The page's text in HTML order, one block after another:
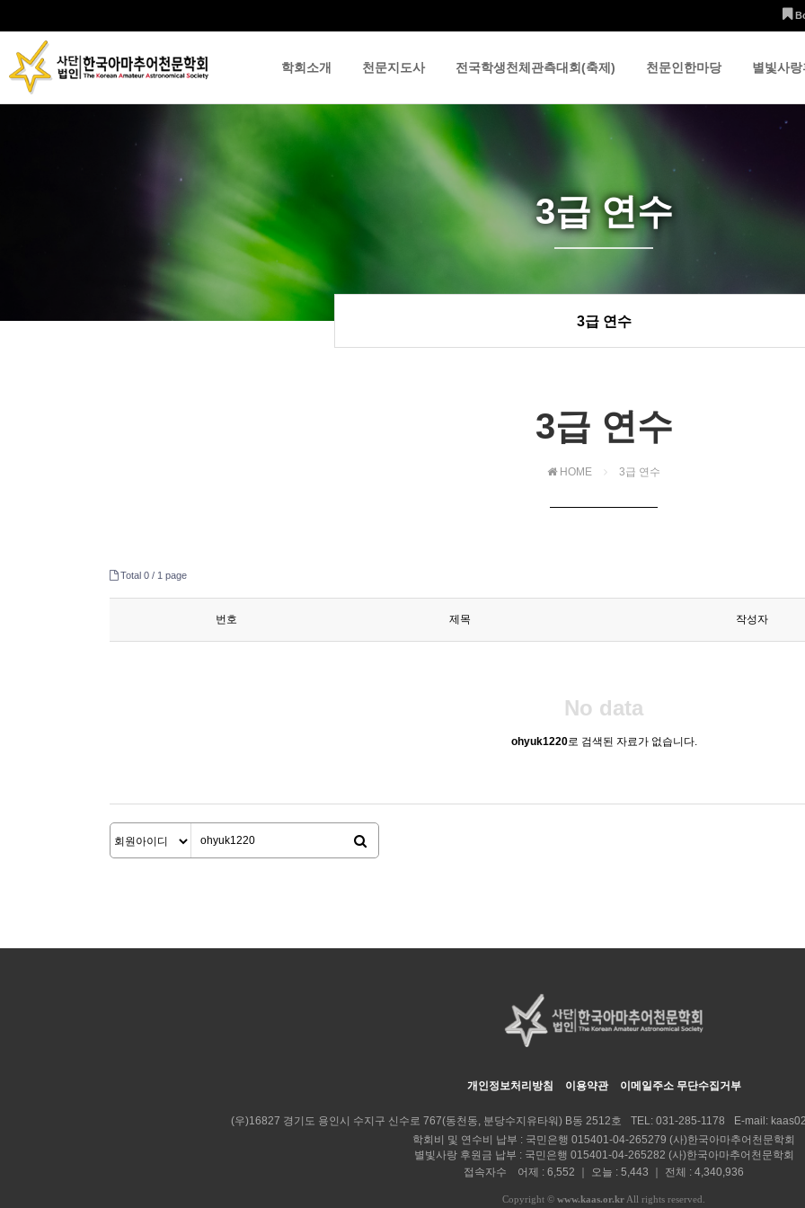
학회소개 천문지도사 전국학생천체관측대회(축제) 천문인한마당 별빛사랑
하위분류 하위분류
3급 연수
3급 연수
3급 연수
HOME 3급 연수
Total 0 / 1 page
번호 제목 작성자
No data
ohyuk1220로 검색된 자료가 없습니다.
개인정보처리방침 이용약관 이메일주소 무단수집거부
(우)16827 경기도 용인시 수지구 신수로 767(동천동, 분당수지유타워) B동 2512호 TEL: 031-285-1178 E-mail:
학회비 및 연수비 납부 : 국민은행 015401-04-265279 (사)한국아마추어천문학회
별빛사랑 후원금 납부 : 국민은행 015401-04-265282 (사)한국아마추어천문학회
접속자수 어제 : 6,552 ｜ 오늘 : 5,443 ｜ 전체 : 4,340,936
Copyright © www.kaas.or.kr All rights reserved.